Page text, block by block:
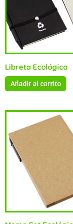
Libreta Ecológica
Añadir al carrito